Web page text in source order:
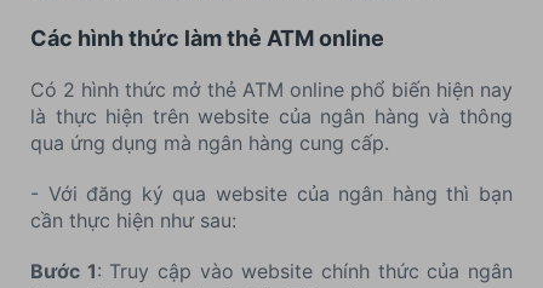
Các hình thức làm thẻ ATM online
Có 2 hình thức mở thẻ ATM online phổ biến hiện nay
là thực hiện trên website của ngân hàng và thông
qua ứng dụng mà ngân hàng cung cấp.
- Với đăng ký qua website của ngân hàng thì bạn
cần thực hiện như sau:
Bước 1: Truy cập vào website chính thức của ngân